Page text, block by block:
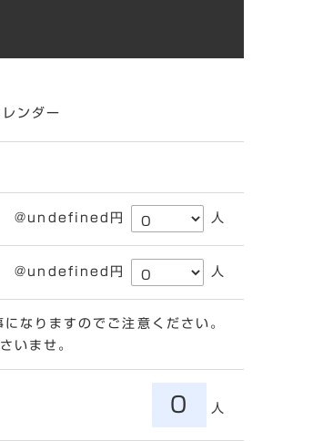
ンダー
@undefined円 人
@undefined円 人
なりますのでご注意ください。
いませ。
0 人